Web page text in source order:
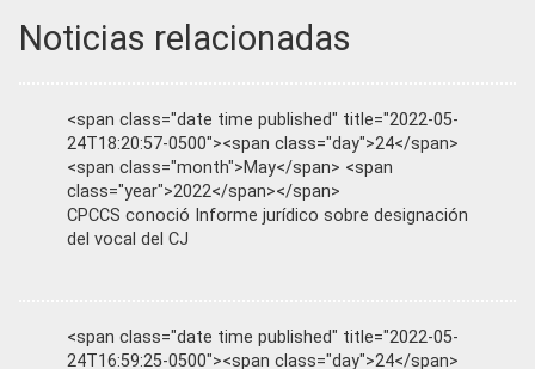
Noticias relacionadas
<span class="date time published" title="2022-05-
24T18:20:57-0500"><span class="day">24</span>
<span class="month">May</span> <span
class="year">2022</span></span>
CPCCS conoció Informe jurídico sobre designación
del vocal del CJ
<span class="date time published" title="2022-05-
24T16:59:25-0500"><span class="day">24</span>